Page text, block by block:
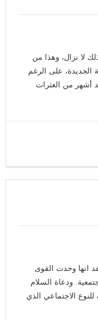
لا نزال، وهذا من
الجديدة، على الرغم
أشهر من العثرات
انها وحدت القوى
ودعاة السلام
الاجتماعي الذي